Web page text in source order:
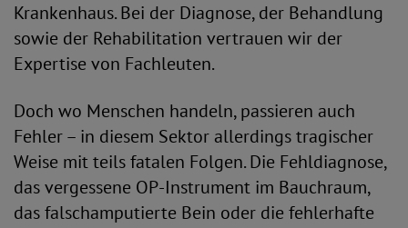
Krankenhaus. Bei der Diagnose, der Behandlung
sowie der Rehabilitation vertrauen wir der
Expertise von Fachleuten.
Doch wo Menschen handeln, passieren auch
Fehler – in diesem Sektor allerdings tragischer
Weise mit teils fatalen Folgen. Die Fehldiagnose,
das vergessene OP-Instrument im Bauchraum,
das falschamputierte Bein oder die fehlerhafte